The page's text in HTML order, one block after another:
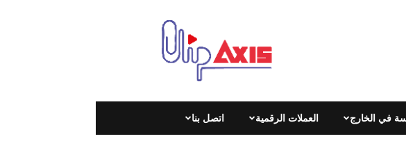
|
اتصل بنا
العملات الرقمية في الخارج